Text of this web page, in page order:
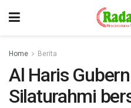
Home Berita
Al Haris
Silaturahmi